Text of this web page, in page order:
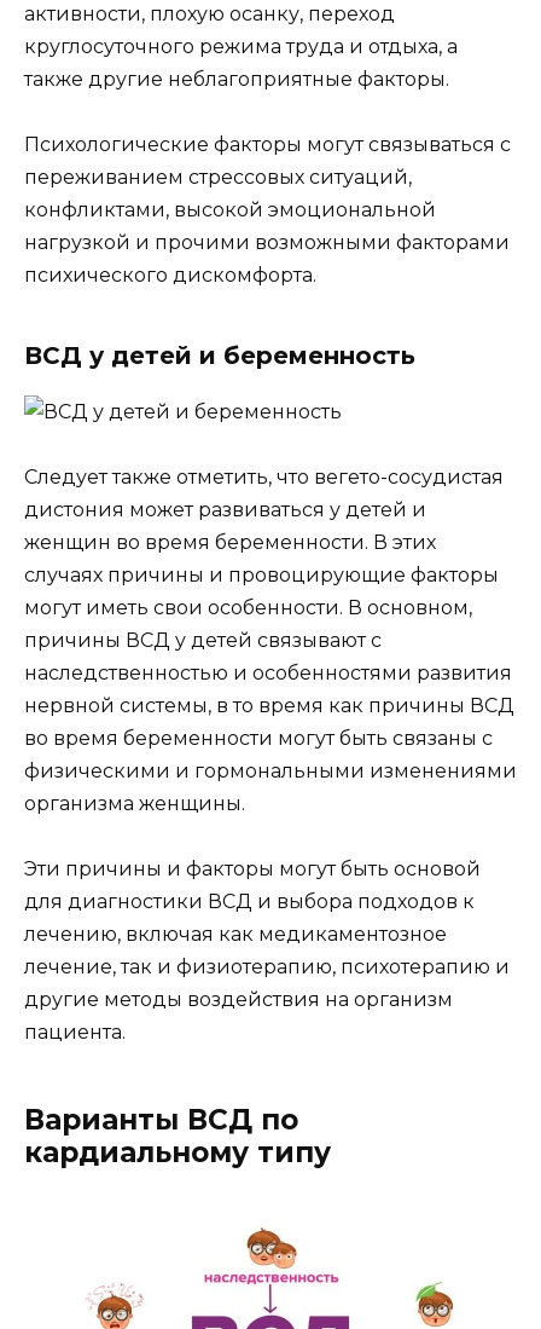
активности, плохую осанку, переход
круглосуточного режима труда и отдыха, а
также другие неблагоприятные факторы.
Психологические факторы могут связываться с
переживанием стрессовых ситуаций,
конфликтами, высокой эмоциональной
нагрузкой и прочими возможными факторами
психического дискомфорта.
ВСД у детей и беременность
Следует также отметить, что вегето-сосудистая
дистония может развиваться у детей и
женщин во время беременности. В этих
случаях причины и провоцирующие факторы
могут иметь свои особенности. В основном,
причины ВСД у детей связывают с
наследственностью и особенностями развития
нервной системы, в то время как причины ВСД
во время беременности могут быть связаны с
физическими и гормональными изменениями
организма женщины.
Эти причины и факторы могут быть основой
для диагностики ВСД и выбора подходов к
лечению, включая как медикаментозное
лечение, так и физиотерапию, психотерапию и
другие методы воздействия на организм
пациента.
Варианты ВСД по
кардиальному типу